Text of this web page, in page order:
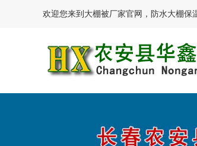
欢迎您来到大棚被厂家官网，防水大棚